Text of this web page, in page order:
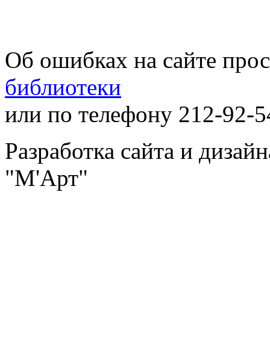
Об ошибках на сайте
библиотеки
или по телефону 212-92-
Разработка сайта и
"М'Арт"